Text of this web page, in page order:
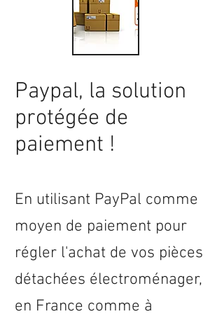
Paypal, la solution
protégée de
paiement !
En utilisant PayPal comme
moyen de paiement pour
régler l'achat de vos pièces
détachées électroménager,
en France comme à